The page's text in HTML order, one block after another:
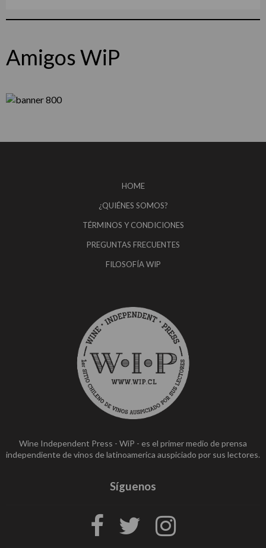
Amigos WiP
HOME
¿QUIÉNES SOMOS?
TÉRMINOS Y CONDICIONES
PREGUNTAS FRECUENTES
FILOSOFÍA WIP
Wine Independent Press - WiP - es el primer medio de prensa
independiente de vinos de latinoamerica auspiciado por sus lectores.
Síguenos